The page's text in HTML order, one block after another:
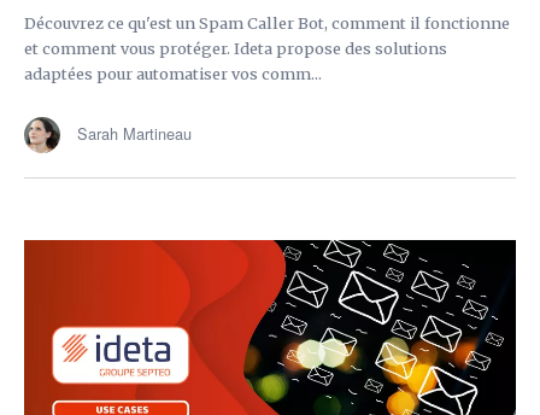
Découvrez ce qu'est un Spam Caller Bot, comment il fonctionne
et comment vous protéger. Ideta propose des solutions
adaptées pour automatiser vos comm...
Sarah Martineau